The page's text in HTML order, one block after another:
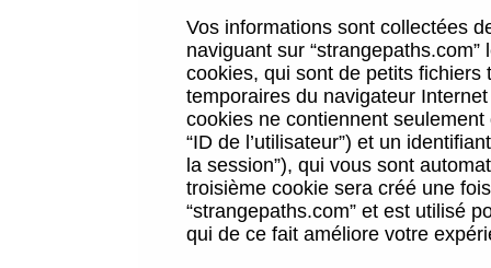
Vos informations sont collectées
naviguant sur
cookies, qui sont de petits
temporaires du navigateur
cookies ne contiennent
“ID de l’utilisateur”) et un
la session”), qui vous sont
troisième cookie sera créé une
“strangepaths.com” et est utilisé
qui de ce fait améliore votre